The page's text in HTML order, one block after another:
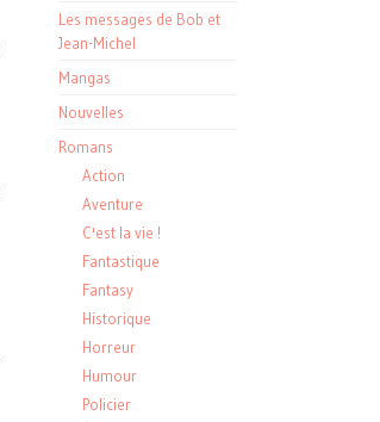
Les messages de Bob et
Jean-Michel
Mangas
Nouvelles
Romans
Action
Aventure
C'est la vie !
Fantastique
Fantasy
Historique
Horreur
Humour
Policier